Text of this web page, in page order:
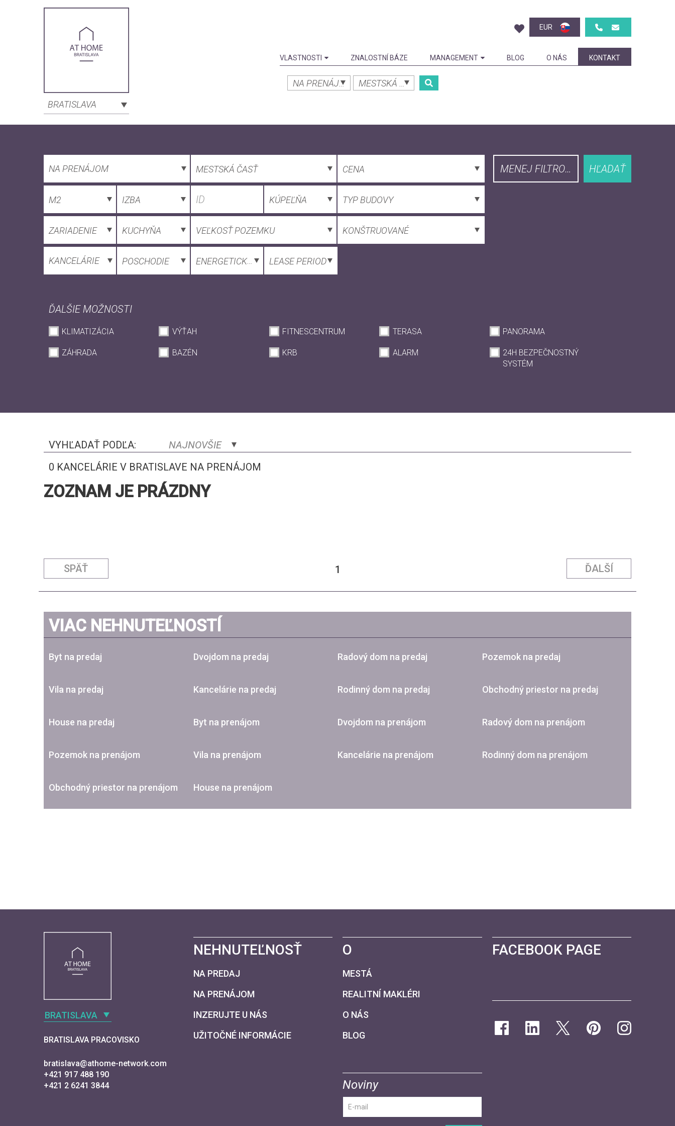
BRATISLAVA
EUR
VLASTNOSTI ZNALOSTNÍ BÁZE MANAGEMENT BLOG O NÁS KONTAKT
NA PRENÁJOM MESTSKÁ ČASŤ
NA PRENÁJOM MESTSKÁ ČASŤ CENA HĽADAŤ
MENEJ FILTROVAŤ
M2 IZBA KÚPEĽŇA TYP BUDOVY
ZARIADENIE KUCHYŇA VEĽKOSŤ POZEMKU KONŠTRUOVANÉ
KANCELÁRIE POSCHODIE ENERGETICKÝ CERTIFIKÁT
LEASE PERIOD
ĎALŠIE MOŽNOSTI
KLIMATIZÁCIA VÝŤAH FITNESCENTRUM TERASA PANORAMA
ZÁHRADA BAZÉN KRB ALARM
24H BEZPEČNOSTNÝ
SYSTÉM
VYHĽADAŤ PODĽA:
NAJNOVŠIE
0 KANCELÁRIE V BRATISLAVE NA PRENÁJOM
ZOZNAM JE PRÁZDNY
SPÄŤ 1 ĎALŠÍ
VIAC NEHNUTEĽNOSTÍ
Byt na predaj Dvojdom na predaj Radový dom na predaj Pozemok na predaj
Vila na predaj Kancelárie na predaj Rodinný dom na predaj Obchodný priestor na predaj
House na predaj Byt na prenájom Dvojdom na prenájom Radový dom na prenájom
Pozemok na prenájom Vila na prenájom Kancelárie na prenájom Rodinný dom na prenájom
Obchodný priestor na prenájom House na prenájom
BRATISLAVA
BRATISLAVA PRACOVISKO
bratislava@athome-network.com
+421 917 488 190
+421 2 6241 3844
NEHNUTEĽNOSŤ
NA PREDAJ
NA PRENÁJOM
INZERUJTE U NÁS
UŽITOČNÉ INFORMÁCIE
O
MESTÁ
REALITNÍ MAKLÉRI
O NÁS
BLOG
Noviny
FACEBOOK PAGE